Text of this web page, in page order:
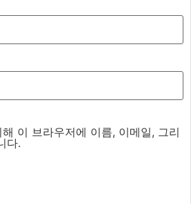
이 브라우저에 이름, 이메일, 그리
다.